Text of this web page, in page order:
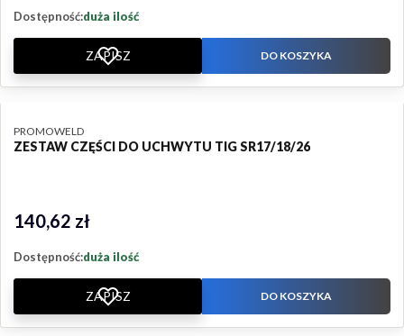
Dostępność:duża ilość
ZAPISZ DO KOSZYKA
ZESTAW CZĘŚCI DO UCHWYTU TIG SR17/18/26
PRODUCENT
PROMOWELD
Cena
140,62 zł
Dostępność:duża ilość
ZAPISZ DO KOSZYKA